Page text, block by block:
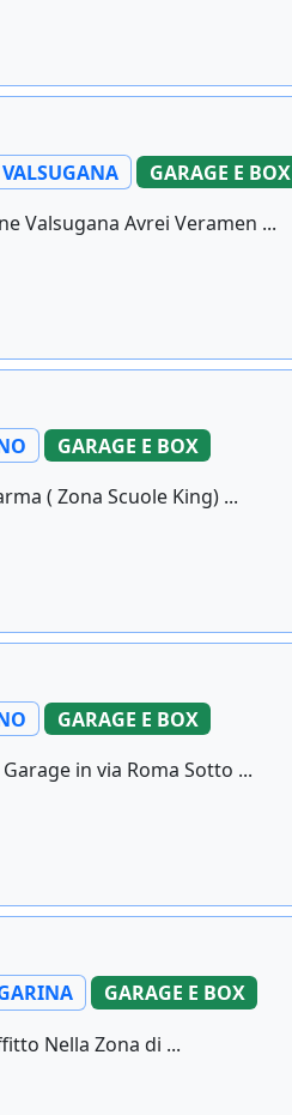
GARAGE E BOX
Valsugana Avrei Veramen ...
GARAGE E BOX
( Zona Scuole King) ...
GARAGE E BOX
in via Roma Sotto ...
GARAGE E BOX
Nella Zona di ...